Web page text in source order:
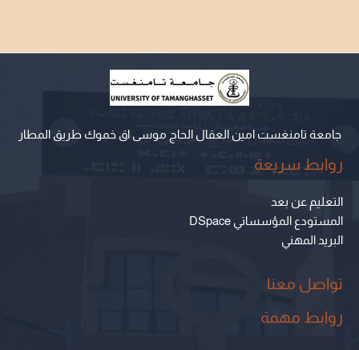
جامعة تامنغست امين العقال الحاج موسى اق خموك طريق المطار
روابط سريعة
التعليم عن بعد
المستودع المؤسساتي DSpace
البريد المهني
تواصل معنا
روابط مهمة